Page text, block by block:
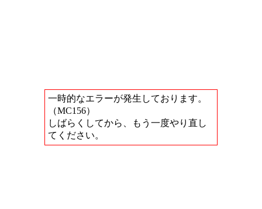
一時的なエラーが発生しております。
（MC156）
しばらくしてから、もう一度やり直し
てください。